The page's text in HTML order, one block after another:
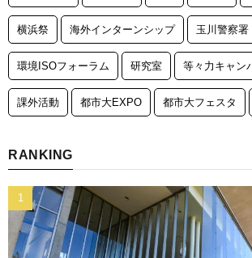
横浜祭 海外インターンシップ 玉川警察署
環境ISOフォーラム 研究室 等々力キャン
課外活動 都市大EXPO 都市大フェスタ
RANKING